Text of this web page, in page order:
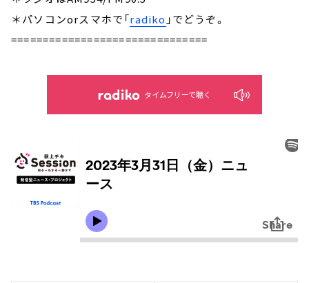
＊パソコンorスマホで「radiko 」でどうぞ。
===============================
タイムフリーで聴く